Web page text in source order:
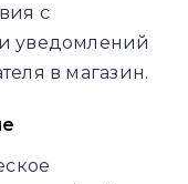
с
уведомлений
в магазин.